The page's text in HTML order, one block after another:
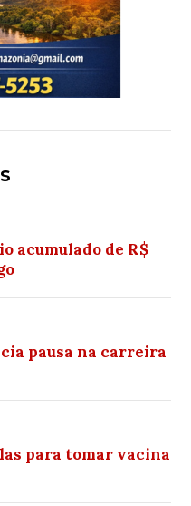
acumulado de R$
pausa na carreira
para tomar vacina